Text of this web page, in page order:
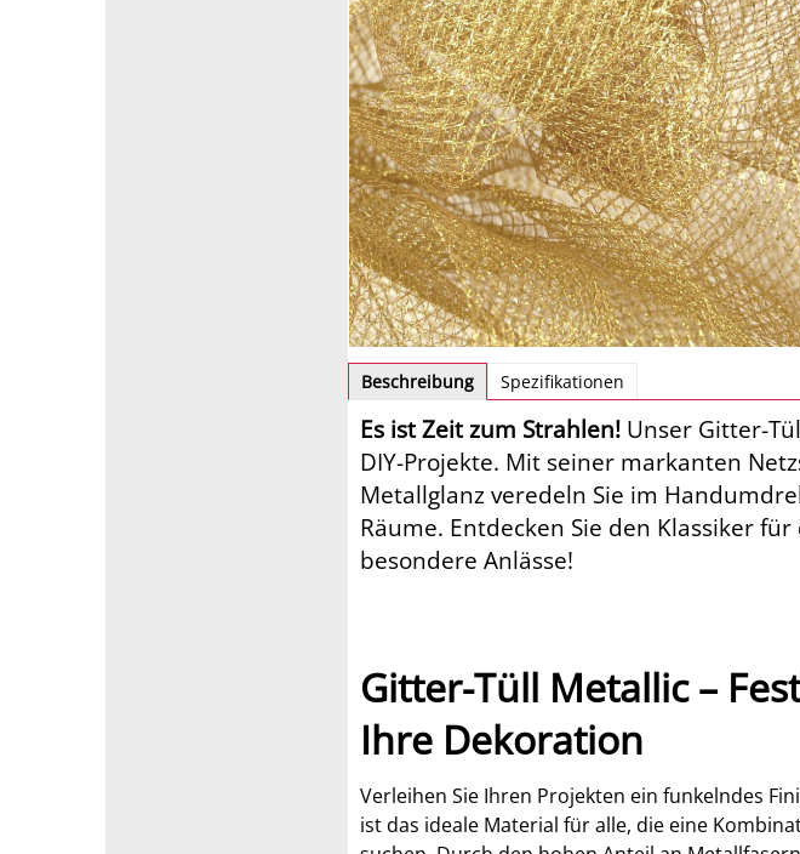
Beschreibung Spezifikationen
Es ist Zeit zum Strahlen! Unser Gitter-
DIY-Projekte. Mit seiner markanten
Metallglanz veredeln Sie im
Räume. Entdecken Sie den Klassiker
besondere Anlässe!
Gitter-Tüll Metallic –
Ihre Dekoration
Verleihen Sie Ihren Projekten ein funkelndes
ist das ideale Material für alle, die eine